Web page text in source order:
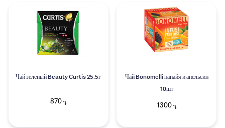
Чай зеленый Beauty Curtis 25.5г
870 ֏
Чай Bonomelli папайя и апельсин
10шт
1300 ֏